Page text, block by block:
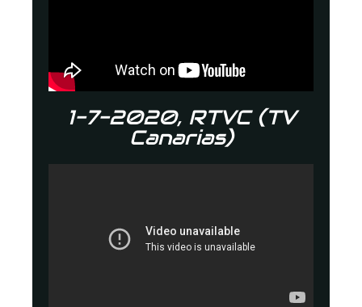
1-7-2020, RTVC (TV
Canarias)